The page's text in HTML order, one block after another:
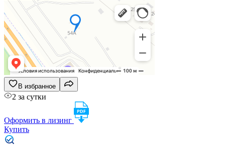
В избранное
2 за сутки
Оформить в лизинг
Купить